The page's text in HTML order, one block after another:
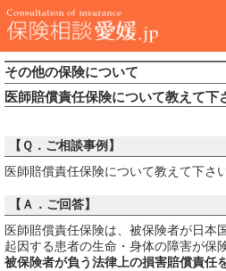
その他の保険について
医師賠償責任保険について教えて下
【Ｑ．ご相談事例】
医師賠償責任保険について教えて下さい
【Ａ．ご回答】
医師賠償責任保険は、被保険者が日本
起因する患者の生命・身体の障害が保
被保険者が負う法律上の損害賠償責任